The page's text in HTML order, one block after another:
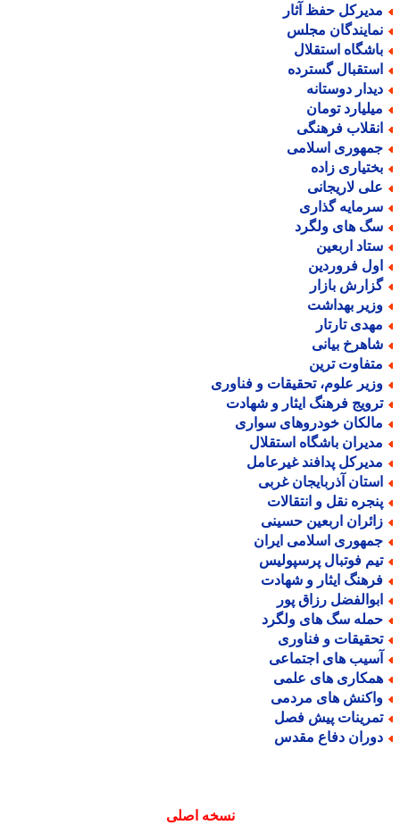
حفظ آثار
مجلس
استقلال
گسترده
دوستانه
تومان
فرهنگی
اسلامی
زاده
لاریجانی
گذاری
های ولگرد
اربعین
فروردین
بازار
بهداشت
تارتار
بیانی
ترین
علوم، تحقیقات و فناوری
فرهنگ ایثار و شهادت
خودروهای سواری
باشگاه استقلال
پدافند غیرعامل
آذربایجان غربی
نقل و انتقالات
اربعین حسینی
اسلامی ایران
فوتبال پرسپولیس
ایثار و شهادت
رزاق پور
سگ های ولگرد
و فناوری
های اجتماعی
های علمی
های مردمی
پیش فصل
دفاع مقدس
نسخه اصلی